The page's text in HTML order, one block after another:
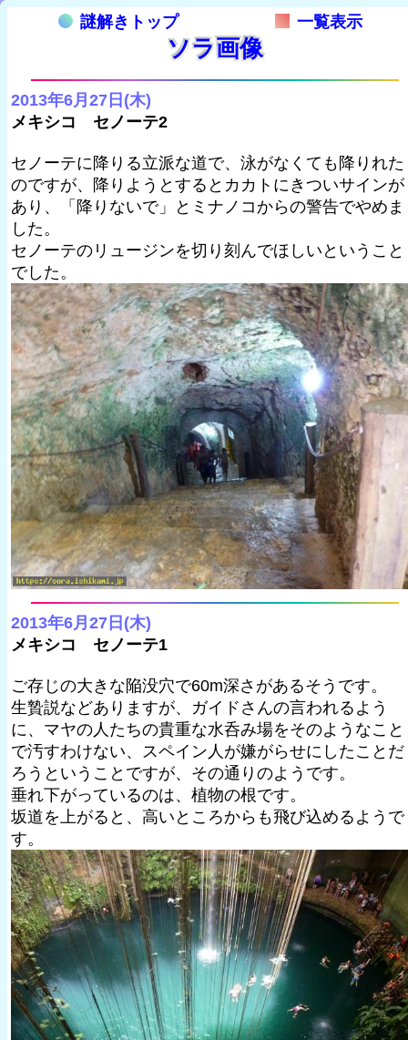
謎解きトップ 一覧表示
ソラ画像
2013年6月27日(木)
メキシコ セノーテ2
セノーテに降りる立派な道で、泳がなくても降りれた
のですが、降りようとするとカカトにきついサインが
あり、「降りないで」とミナノコからの警告でやめま
した。
セノーテのリュージンを切り刻んでほしいということ
でした。
2013年6月27日(木)
メキシコ セノーテ1
ご存じの大きな陥没穴で60m深さがあるそうです。
生贄説などありますが、ガイドさんの言われるよう
に、マヤの人たちの貴重な水呑み場をそのようなこと
で汚すわけない、スペイン人が嫌がらせにしたことだ
ろうということですが、その通りのようです。
垂れ下がっているのは、植物の根です。
坂道を上がると、高いところからも飛び込めるようで
す。